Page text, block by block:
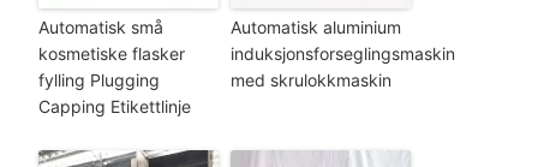
Automatisk små
kosmetiske flasker
fylling Plugging
Capping Etikettlinje
Automatisk aluminium
induksjonsforseglingsmaskin
med skrulokkmaskin